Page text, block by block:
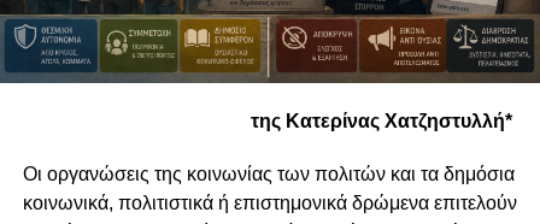
της Κατερίνας Χατζηστυλλή*
Οι οργανώσεις της κοινωνίας των πολιτών και τα δημόσια
κοινωνικά, πολιτιστικά ή επιστημονικά δρώμενα επιτελούν